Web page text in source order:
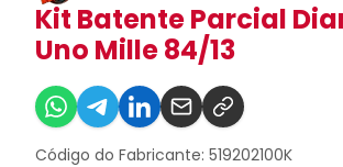
Kit Batente Parcial
Uno Mille 84/13
Código do Fabricante: 519202100K